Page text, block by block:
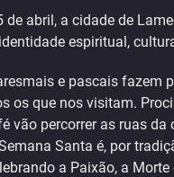
de abril, a cidade de
espiritual,
e pascais fazem
os que nos visitam.
vão percorrer as ruas
Santa é, por
a Paixão, a